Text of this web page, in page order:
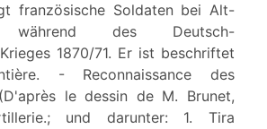
französische Soldaten bei Alt-
während des Deutsch-
1870/71. Er ist beschriftet
- Reconnaissance des
le dessin de M. Brunet,
und darunter: 1. Tira